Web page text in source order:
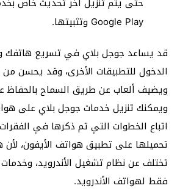
Google Play وتثبيتها.
قد يساعد جوجل بلاي في تسريع هاتفك
الدخول للتطبيقات الأخرى، وقد يحسن
ويضيف ألعاب عن طريق السماح بالحفاظ
ويمكنك تنزيل خدمات جوجل بلاي على
اتباع الخطوات التي تم ذكرها في
تحميلها على تطبيق هواتف الأيفون، لأن
تختلف عن نظام تشغيل الأندرويد،
فقط لهواتف الأندرويد.